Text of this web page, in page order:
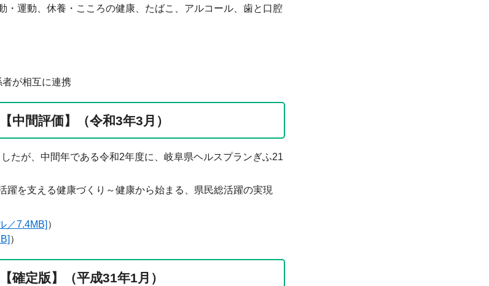
運動、休養・こころの健康、たばこ、アルコール、歯と口腔
が相互に連携
間評価】（令和3年3月）
たが、中間年である令和2年度に、岐阜県ヘルスプランぎふ21
を支える健康づくり～健康から始まる、県民総活躍の実現
／7.4MB] ）
）
確定版】（平成31年1月）